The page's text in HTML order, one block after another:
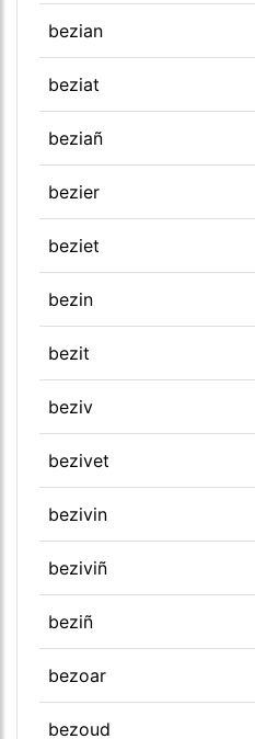
bezian
beziat
beziañ
bezier
beziet
bezin
bezit
beziv
bezivet
bezivin
beziviñ
beziñ
bezoar
bezoud